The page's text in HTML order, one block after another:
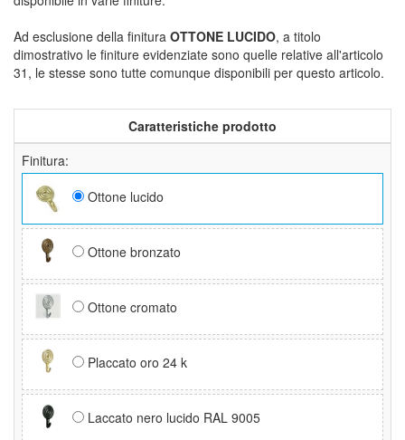
Ad esclusione della finitura OTTONE LUCIDO, a titolo
dimostrativo le finiture evidenziate sono quelle relative all'articolo
31, le stesse sono tutte comunque disponibili per questo articolo.
Caratteristiche prodotto
Finitura:
Ottone lucido
Ottone bronzato
Ottone cromato
Placcato oro 24 k
Laccato nero lucido RAL 9005